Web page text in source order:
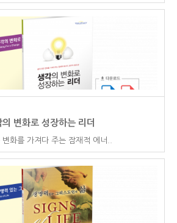
의 변화로 성장하는 리더
변화를 가져다 주는 잠재적 에너..